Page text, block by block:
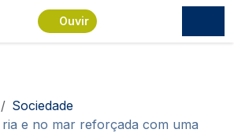
principal
Ouvir
estrutural
Sociedade
e no mar reforçada com uma